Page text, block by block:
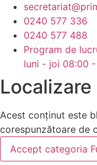
0240 577 336
0240 577 488
Program de
luni - joi 08:00
Localizare
Acest conținut este
corespunzătoare de
Accept categoria